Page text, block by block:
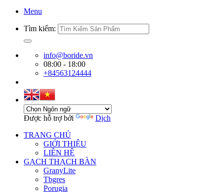
Menu
Tìm kiếm:
info@boride.vn
08:00 - 18:00
+84563124444
Được hỗ trợ bởi
Dịch
TRANG CHỦ
GIỚI THIỆU
LIÊN HỆ
GẠCH THẠCH BÀN
GranyLite
Tbgres
Porugia